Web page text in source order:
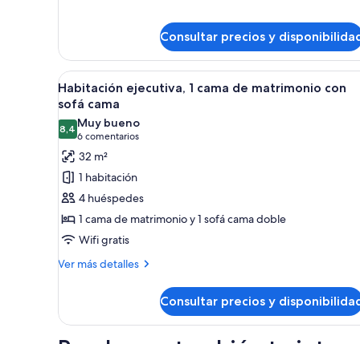
personas
con
discapacidad
accesible
para
personas
con
Consultar precios y
Abrir
todas
las
fotos
de
Habitación
ejecutiva,
1
cama
de
matrimonio
cama
Una habitación de hotel
11
Habitación ejecutiva, 1 cama de matrimonio con
sofá cama
8,48,4 de 10
Muy bueno
6 comentarios
(6 comentarios)
32 m²
1 habitación
4 huéspedes
1 cama de matrimonio y 1 sofá cama doble
Wifi gratis
Ver más detalles
Más
ejecutiva,
Consultar precios y